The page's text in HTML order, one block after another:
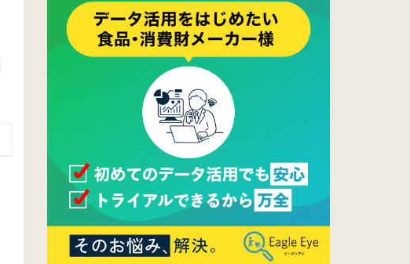
ります。
2017/05/17
ウレコンでブログ掲載が始まりまし
た。ぜひご覧ください。
ウレコンのサイト機能を大幅バージ
ョンアップ。詳細はこちら。⇒
ページへ
ウレコンが機能拡充し、サイトリニ
ューアルしました。⇒
Facebook
2015/04/30
Facebookページを開設しました。
詳細はこちら。
2015/04/20
ウレコンサイトリリースしました。